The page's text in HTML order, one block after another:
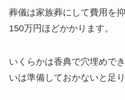
葬儀は家族葬にして費用を
150万円ほどかかります。
いくらかは香典で穴埋めで
いは準備しておかないと足